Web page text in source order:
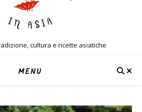
cultura e ricette asiatiche
MENU